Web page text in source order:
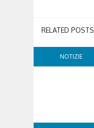
RELATED POSTS
NOTIZIE